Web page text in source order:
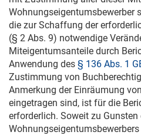
Wohnungseigentumsbewerber
die zur Schaffung der
(§ 2 Abs. 9) notwendige
Miteigentumsanteile durch
Anwendung des § 136 Abs. 1
Zustimmung von
Anmerkung der Einräumung
eingetragen sind, ist für die
erforderlich. Soweit zu Gunsten